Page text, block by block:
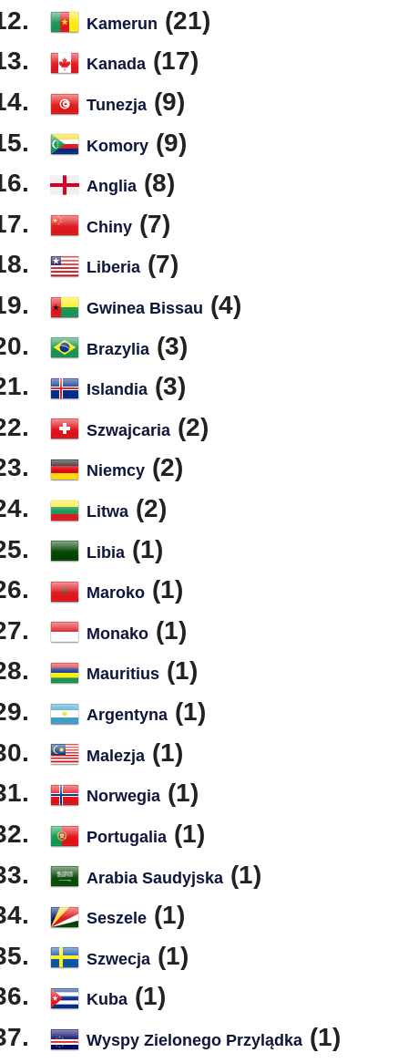
Kamerun (21)
Kanada (17)
Tunezja (9)
Komory (9)
Anglia (8)
Chiny (7)
Liberia (7)
Gwinea Bissau (4)
Brazylia (3)
Islandia (3)
Szwajcaria (2)
Niemcy (2)
Litwa (2)
Libia (1)
Maroko (1)
Monako (1)
Mauritius (1)
Argentyna (1)
Malezja (1)
Norwegia (1)
Portugalia (1)
Arabia Saudyjska (1)
Seszele (1)
Szwecja (1)
Kuba (1)
Wyspy Zielonego Przylądka (1)